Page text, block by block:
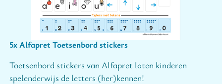
5x Alfapret Toetsenbord stickers
Toetsenbord stickers van Alfapret laten kinderen
spelenderwijs de letters (her)kennen!